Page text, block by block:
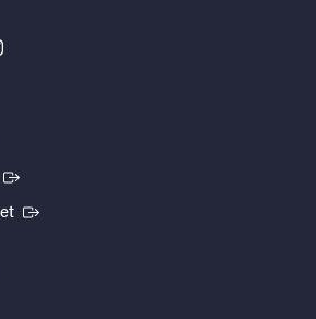
länk)
(Extern länk)
(Extern länk)